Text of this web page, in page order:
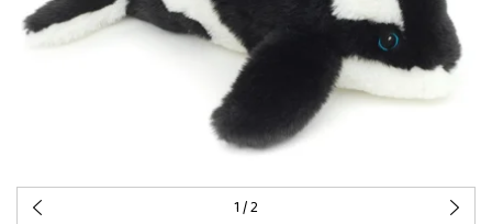
1/ 2